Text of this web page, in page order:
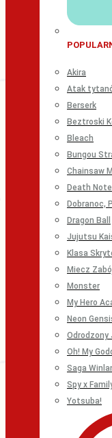
Akira
Atak
Berserk
Beztroski
Bleach
Bungou
Chainsaw
Death Note
Dobranoc,
Dragon Ball
Jujutsu
Klasa
Miecz
Monster
My Hero
Neon
Odrodzony
Oh! My
Saga
Spy x
Yotsuba!